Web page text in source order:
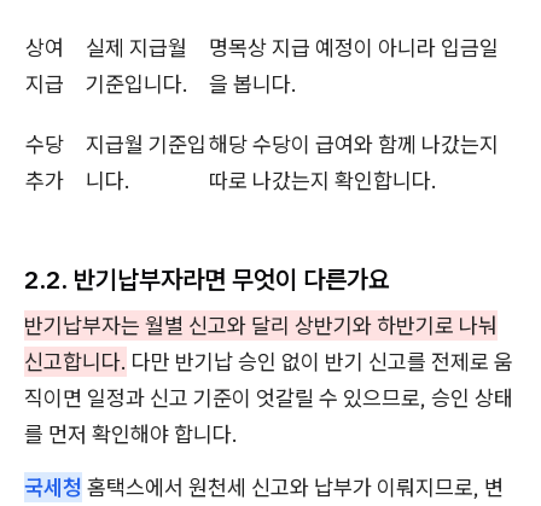
상여
지급
실제 지급월
기준입니다.
명목상 지급 예정이 아니라 입금일
을 봅니다.
수당
추가
지급월 기준입
니다.
해당 수당이 급여와 함께 나갔는지
따로 나갔는지 확인합니다.
2.2. 반기납부자라면 무엇이 다른가요
반기납부자는 월별 신고와 달리 상반기와 하반기로 나눠
신고합니다. 다만 반기납 승인 없이 반기 신고를 전제로 움
직이면 일정과 신고 기준이 엇갈릴 수 있으므로, 승인 상태
를 먼저 확인해야 합니다.
국세청 홈택스에서 원천세 신고와 납부가 이뤄지므로, 변